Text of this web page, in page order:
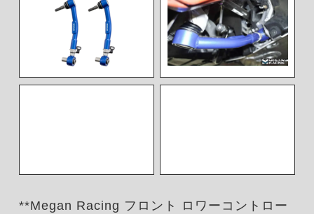
**Megan Racing フロント ロワーコントロー